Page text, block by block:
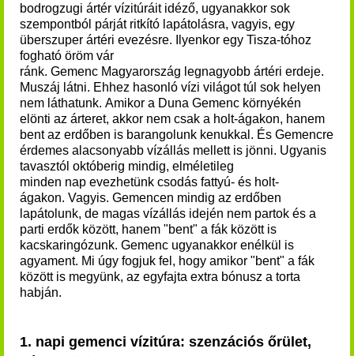
bodrogzugi ártér vízitúráit idéző, ugyanakkor sok
szempontból párját ritkító lapátolásra, vagyis, egy
überszuper ártéri evezésre. Ilyenkor egy Tisza-tóhoz
fogható öröm vár
ránk. Gemenc Magyarország legnagyobb ártéri erdeje.
Muszáj látni. Ehhez hasonló vízi világot túl sok helyen
nem láthatunk. Amikor a Duna Gemenc környékén
elönti az árteret, akkor nem csak a holt-ágakon, hanem
bent az erdőben is barangolunk kenukkal. És Gemencre
érdemes alacsonyabb vízállás mellett is jönni. Ugyanis
tavasztól októberig mindig, elméletileg
minden nap evezhetünk csodás fattyú- és holt-
ágakon. Vagyis. Gemencen mindig az erdőben
lapátolunk, de magas vízállás idején nem partok és a
parti erdők között, hanem "bent" a fák között is
kacskaringózunk. Gemenc ugyanakkor enélkül is
agyament. Mi úgy fogjuk fel, hogy amikor "bent" a fák
között is megyünk, az egyfajta extra bónusz a torta
habján.
1. napi gemenci vízitúra: szenzációs őrület,